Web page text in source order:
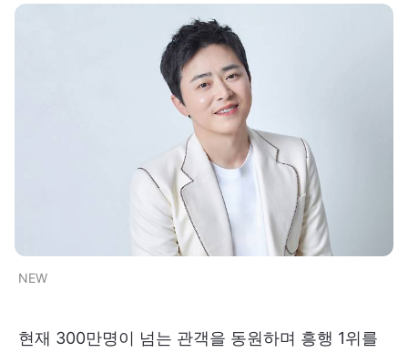
NEW
현재 300만명이 넘는 관객을 동원하며 흥행 1위를